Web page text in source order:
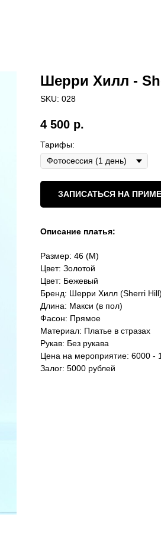
Шерри Хилл -
SKU: 028
4 500 р.
Тарифы:
ЗАПИСАТЬСЯ НА
Описание платья:
Размер: 46 (М)
Цвет: Золотой
Цвет: Бежевый
Бренд: Шерри Хилл (Sherri Hill)
Длина: Макси (в пол)
Фасон: Прямое
Материал: Платье в стразах
Рукав: Без рукава
Цена на мероприятие: 6000 -
Залог: 5000 рублей